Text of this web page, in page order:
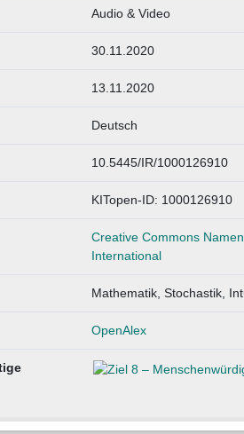
Audio & Video
30.11.2020
13.11.2020
Deutsch
10.5445/IR/1000126910
KITopen-ID: 1000126910
Creative Commons
International
Mathematik, Stochastik,
OpenAlex